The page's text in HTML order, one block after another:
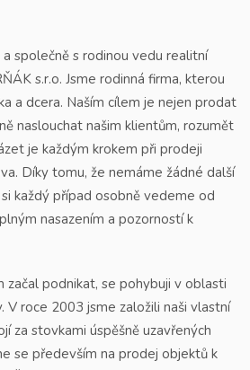
společně s rodinou vedu realitní
s.r.o. Jsme rodinná firma, kterou
a dcera. Naším cílem je nejen prodat
naslouchat našim klientům, rozumět
je každým krokem při prodeji
Díky tomu, že nemáme žádné další
každý případ osobně vedeme od
nasazením a pozorností k
začal podnikat, se pohybuji v oblasti
V roce 2003 jsme založili naši vlastní
za stovkami úspěšně uzavřených
se především na prodej objektů k